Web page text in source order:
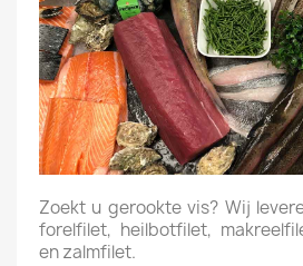
Zoekt u gerookte vis? Wij
forelfilet, heilbotfilet,
en zalmfilet.